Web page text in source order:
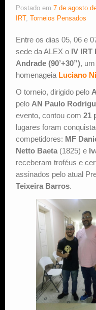
Estude Xadrez
Postado em 7 de agosto
IRT , Torneios Pensados
Entre os dias 05, 06 e
sede da ALEX o IV IRT
Andrade (90’+30”),
homenageia Luciano
O torneio, dirigido pelo
pelo AN Paulo
evento, contou com 21
lugares foram
competidores: MF
Netto Baeta (1825) e
receberam troféus e
assinados pelo atual
Teixeira Barros.